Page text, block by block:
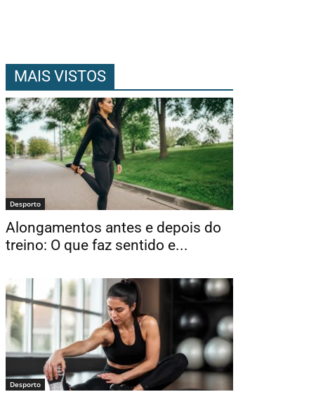
MAIS VISTOS
Desporto
Alongamentos antes e depois do
treino: O que faz sentido e...
Desporto